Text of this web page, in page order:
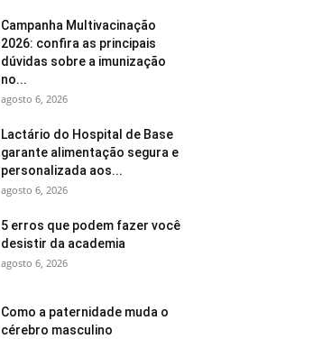
Campanha Multivacinação
2026: confira as principais
dúvidas sobre a imunização
no...
agosto 6, 2026
Lactário do Hospital de Base
garante alimentação segura e
personalizada aos...
agosto 6, 2026
5 erros que podem fazer você
desistir da academia
agosto 6, 2026
Como a paternidade muda o
cérebro masculino